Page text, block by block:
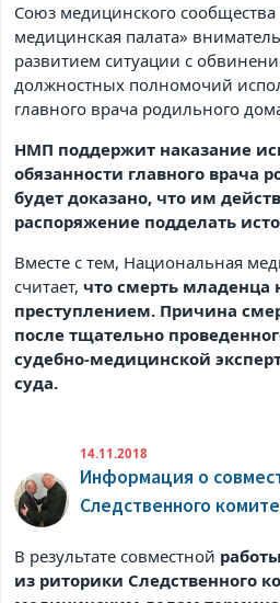
Союз медицинского
медицинская палата»
развитием ситуации с
должностных полномочий
главного врача родильного
НМП поддержит наказание
обязанности главного врача
будет доказано, что им
распоряжение подделать
Вместе с тем, Национальная
считает,что смерть младенца
преступлением. Причина
после тщательно
судебно-медицинской
суда.
14.11.2018
Информация о
Следственного
В результате совместной
из риторики Следственного